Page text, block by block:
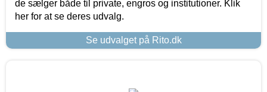
de sælger både til private, engros og institutioner. Klik
her for at se deres udvalg.
Se udvalget på Rito.dk